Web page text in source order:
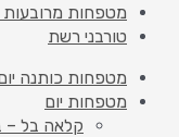
מטפחות מרובעות
טורבני רשת
מטפחות כותנה
מטפחות יום
קלאה בל –